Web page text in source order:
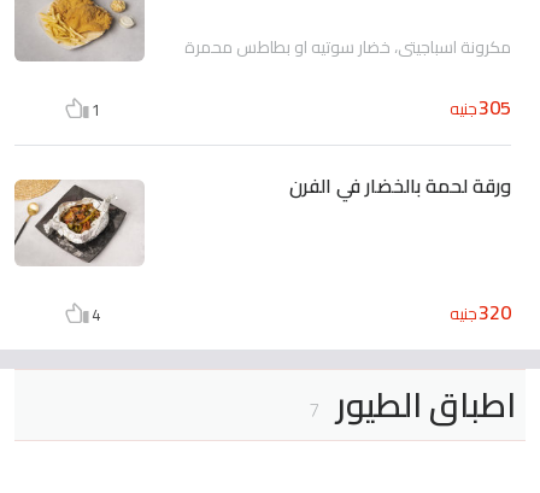
مكرونة اسباجيتي، خضار سوتيه او بطاطس محمرة
305جنيه 1
ورقة لحمة بالخضار في الفرن
320جنيه 4
اطباق الطيور 7